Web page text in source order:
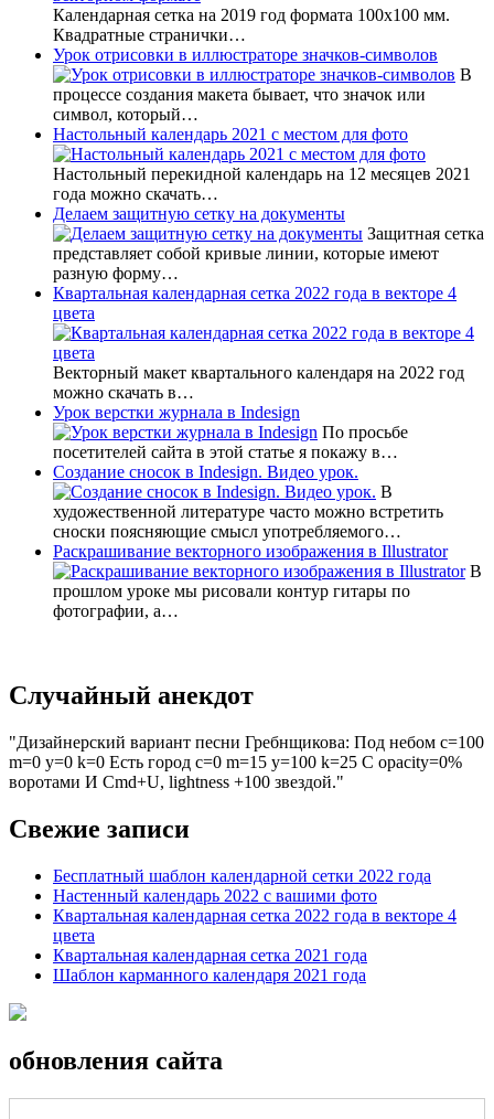
Календарная сетка на 2019 год формата 100х100 мм.
Квадратные странички…
Урок отрисовки в иллюстраторе значков-символов
В
процессе создания макета бывает, что значок или
символ, который…
Настольный календарь 2021 с местом для фото
Настольный перекидной календарь на 12 месяцев 2021
года можно скачать…
Делаем защитную сетку на документы
Защитная сетка
представляет собой кривые линии, которые имеют
разную форму…
Квартальная календарная сетка 2022 года в векторе 4
цвета
Векторный макет квартального календаря на 2022 год
можно скачать в…
Урок верстки журнала в Indesign
По просьбе
посетителей сайта в этой статье я покажу в…
Создание сносок в Indesign. Видео урок.
В
художественной литературе часто можно встретить
сноски поясняющие смысл употребляемого…
Раскрашивание векторного изображения в Illustrator
В
прошлом уроке мы рисовали контур гитары по
фотографии, а…
Случайный анекдот
Дизайнерский вариант песни Гребнщикова: Под небом с=100
m=0 y=0 k=0 Есть город c=0 m=15 y=100 k=25 С opacity=0%
воротами И Cmd+U, lightness +100 звездой.
Свежие записи
Бесплатный шаблон календарной сетки 2022 года
Настенный календарь 2022 с вашими фото
Квартальная календарная сетка 2022 года в векторе 4
цвета
Квартальная календарная сетка 2021 года
Шаблон карманного календаря 2021 года
обновления сайта